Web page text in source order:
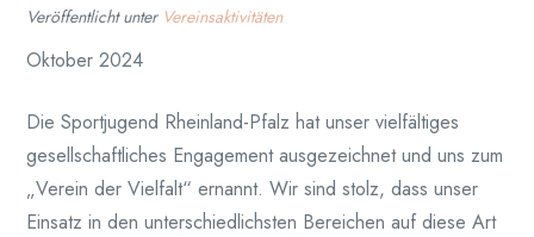
Veröffentlicht unter Vereinsaktivitäten
Oktober 2024
Die Sportjugend Rheinland-Pfalz hat unser vielfältiges
gesellschaftliches Engagement ausgezeichnet und uns zum
„Verein der Vielfalt“ ernannt. Wir sind stolz, dass unser
Einsatz in den unterschiedlichsten Bereichen auf diese Art